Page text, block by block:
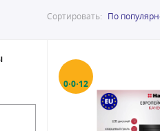
Сортировать: По
0·0·12